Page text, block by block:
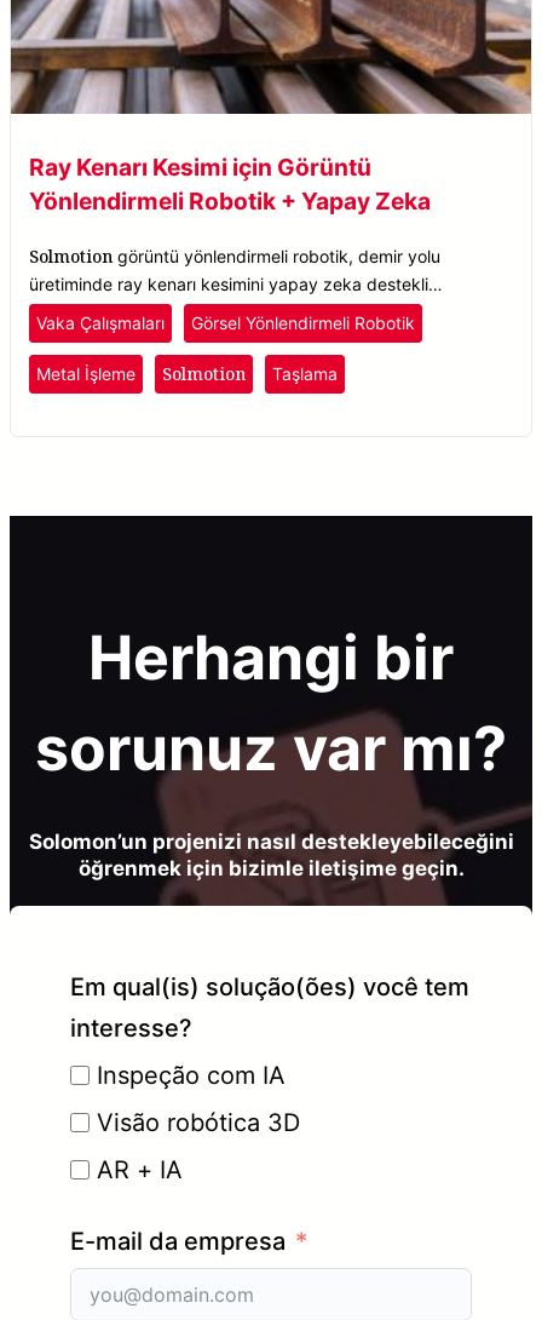
Ray Kenarı Kesimi için Görüntü
Yönlendirmeli Robotik + Yapay Zeka
Solmotion görüntü yönlendirmeli robotik, demir yolu
üretiminde ray kenarı kesimini yapay zeka destekli
otomatikleştirerek verimliliği ve tedariki artırır.
Vaka Çalışmaları Görsel Yönlendirmeli Robotik
Metal İşleme Solmotion Taşlama
Herhangi bir
sorunuz var mı?
Solomon’un projenizi nasıl destekleyebileceğini
öğrenmek için bizimle iletişime geçin.
Em qual(is) solução(ões) você tem
interesse?
Inspeção com IA
Visão robótica 3D
AR + IA
E-mail da empresa